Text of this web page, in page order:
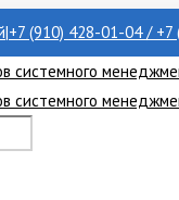
|+7 (910) 428-01-04 /